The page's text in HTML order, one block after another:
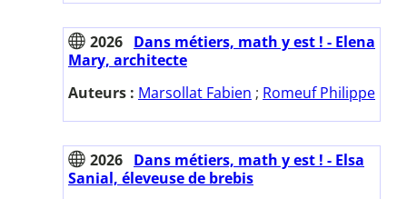
2026 Dans métiers, math y est ! - Elena
Mary, architecte
Auteurs : Marsollat Fabien ; Romeuf Philippe
2026 Dans métiers, math y est ! - Elsa
Sanial, éleveuse de brebis